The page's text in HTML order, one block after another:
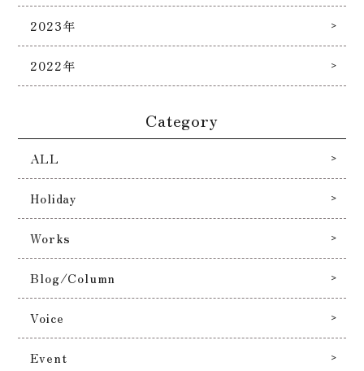
2023年
2022年
Category
ALL
Holiday
Works
Blog/Column
Voice
Event